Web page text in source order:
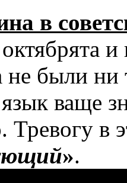
в
не были
язык ваще
Тревогу
».